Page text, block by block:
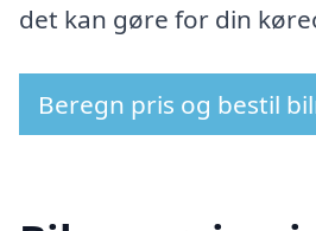
det kan gøre for din
Beregn pris og bestil